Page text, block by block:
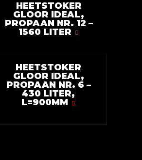
HEETSTOKER
GLOOR IDEAL,
PROPAAN NR. 12 –
1560 LITER
HEETSTOKER
GLOOR IDEAL,
PROPAAN NR. 6 –
430 LITER,
L=900MM